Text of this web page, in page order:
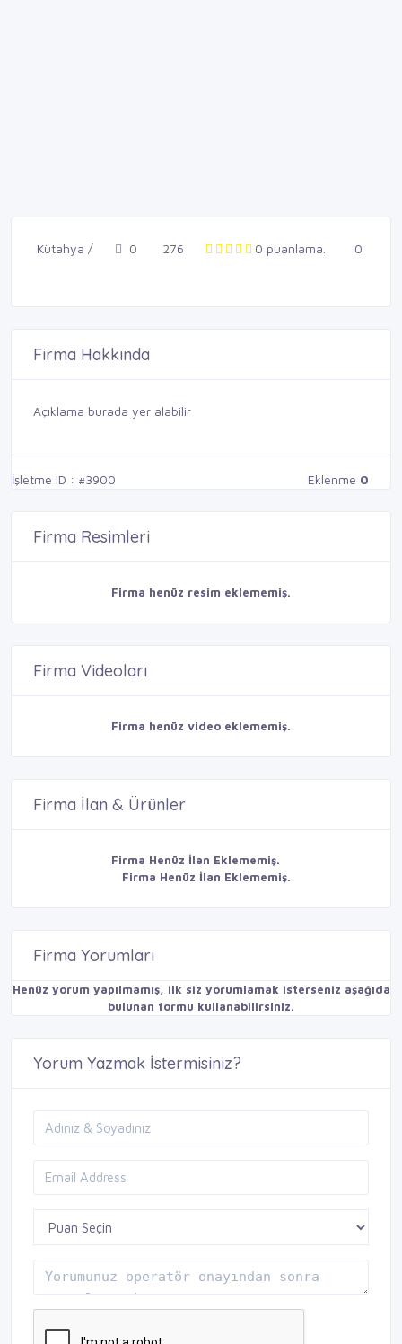
Kütahya / 0 276 0 puanlama. 0
Firma Hakkında
Açıklama burada yer alabilir
İşletme ID : #3900 Eklenme 0
Firma Resimleri
Firma henüz resim eklememiş.
Firma Videoları
Firma henüz video eklememiş.
Firma İlan & Ürünler
Firma Henüz İlan Eklememiş.
Firma Henüz İlan Eklememiş.
Firma Yorumları
Henüz yorum yapılmamış, ilk siz yorumlamak isterseniz aşağıda
bulunan formu kullanabilirsiniz.
Yorum Yazmak İstermisiniz?